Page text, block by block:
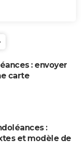
: envoyer
carte
:
et modèle de